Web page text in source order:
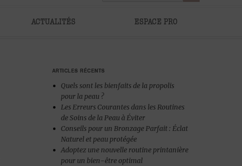
ACTUALITÉS ESPACE PRO
ARTICLES RÉCENTS
Quels sont les bienfaits de la propolis
pour la peau ?
Les Erreurs Courantes dans les Routines
de Soins de la Peau à Éviter
Conseils pour un Bronzage Parfait : Éclat
Naturel et peau protégée
Adoptez une nouvelle routine printanière
pour un bien-être optimal